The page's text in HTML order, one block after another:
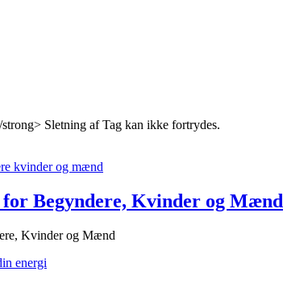
Sletning af Tag kan ikke fortrydes.
Begyndere, Kvinder og Mænd
Kvinder og Mænd